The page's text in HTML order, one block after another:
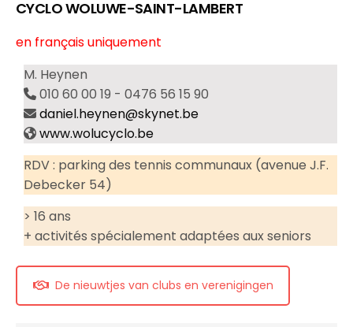
CYCLO WOLUWE-SAINT-LAMBERT
en français uniquement
M. Heynen
010 60 00 19 - 0476 56 15 90
daniel.heynen@skynet.be
www.wolucyclo.be
RDV : parking des tennis communaux (avenue J.F.
Debecker 54)
> 16 ans
+ activités spécialement adaptées aux seniors
De nieuwtjes van clubs en verenigingen